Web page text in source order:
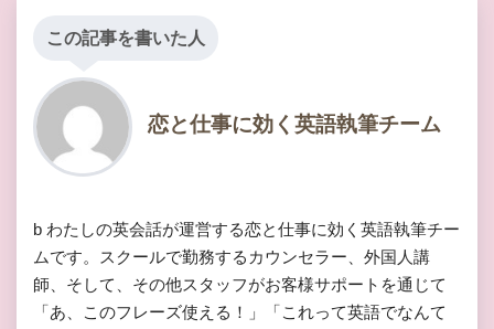
この記事を書いた人
恋と仕事に効く英語執筆チーム
b わたしの英会話が運営する恋と仕事に効く英語執筆チー
ムです。スクールで勤務するカウンセラー、外国人講
師、そして、その他スタッフがお客様サポートを通じて
「あ、このフレーズ使える！」「これって英語でなんて